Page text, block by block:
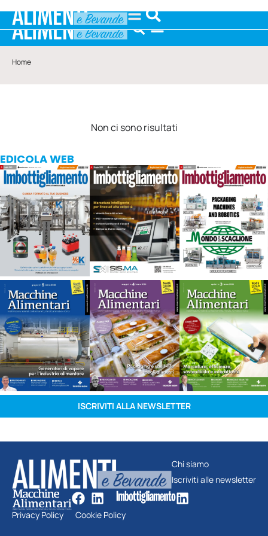
Home
Non ci sono risultati
EDICOLA WEB
ISCRIVITI ALLA NEWSLETTER
Chi siamo
Iscriviti alle newsletter
Privacy Policy Cookie Policy